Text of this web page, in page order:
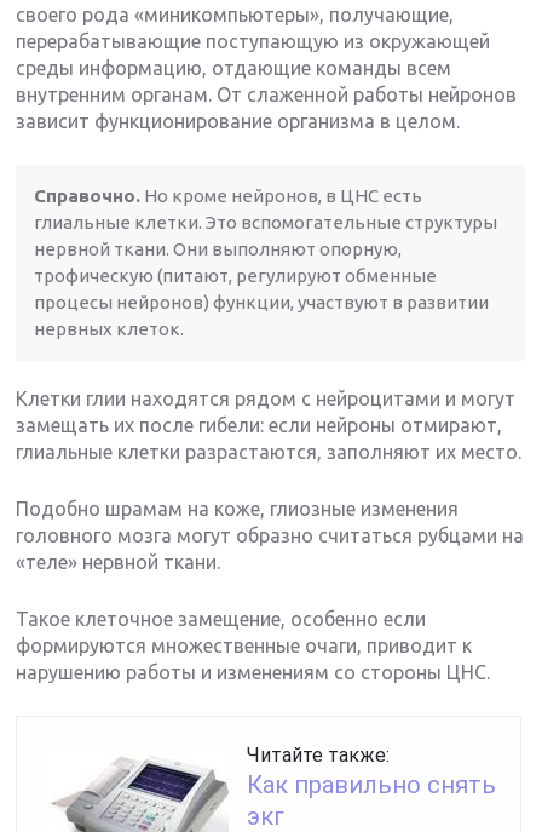
своего рода «миникомпьютеры», получающие,
перерабатывающие поступающую из окружающей
среды информацию, отдающие команды всем
внутренним органам. От слаженной работы нейронов
зависит функционирование организма в целом.
Справочно. Но кроме нейронов, в ЦНС есть
глиальные клетки. Это вспомогательные структуры
нервной ткани. Они выполняют опорную,
трофическую (питают, регулируют обменные
процесы нейронов) функции, участвуют в развитии
нервных клеток.
Клетки глии находятся рядом с нейроцитами и могут
замещать их после гибели: если нейроны отмирают,
глиальные клетки разрастаются, заполняют их место.
Подобно шрамам на коже, глиозные изменения
головного мозга могут образно считаться рубцами на
«теле» нервной ткани.
Такое клеточное замещение, особенно если
формируются множественные очаги, приводит к
нарушению работы и изменениям со стороны ЦНС.
Читайте также:
Как правильно снять
экг